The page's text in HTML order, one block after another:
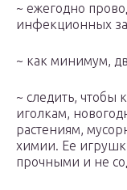
~ ежегодно
инфекционных
~ как минимум,
~ следить, чтобы
иголкам,
растениям,
химии. Ее
прочными и не